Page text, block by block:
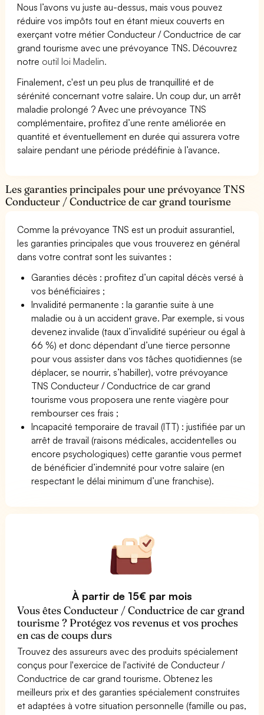
Nous l’avons vu juste au-dessus, mais vous pouvez
réduire vos impôts tout en étant mieux couverts en
exerçant votre métier Conducteur / Conductrice de car
grand tourisme avec une prévoyance TNS. Découvrez
notre outil loi Madelin.
Finalement, c'est un peu plus de tranquillité et de
sérénité concernant votre salaire. Un coup dur, un arrêt
maladie prolongé ? Avec une prévoyance TNS
complémentaire, profitez d’une rente améliorée en
quantité et éventuellement en durée qui assurera votre
salaire pendant une période prédéfinie à l’avance.
Les garanties principales pour une prévoyance TNS
Conducteur / Conductrice de car grand tourisme
Comme la prévoyance TNS est un produit assurantiel,
les garanties principales que vous trouverez en général
dans votre contrat sont les suivantes :
Garanties décès : profitez d’un capital décès versé à
vos bénéficiaires ;
Invalidité permanente : la garantie suite à une
maladie ou à un accident grave. Par exemple, si vous
devenez invalide (taux d’invalidité supérieur ou égal à
66 %) et donc dépendant d’une tierce personne
pour vous assister dans vos tâches quotidiennes (se
déplacer, se nourrir, s’habiller), votre prévoyance
TNS Conducteur / Conductrice de car grand
tourisme vous proposera une rente viagère pour
rembourser ces frais ;
Incapacité temporaire de travail (ITT) : justifiée par un
arrêt de travail (raisons médicales, accidentelles ou
encore psychologiques) cette garantie vous permet
de bénéficier d’indemnité pour votre salaire (en
respectant le délai minimum d’une franchise).
À partir de 15€ par mois
Vous êtes Conducteur / Conductrice de car grand
tourisme ? Protégez vos revenus et vos proches
en cas de coups durs
Trouvez des assureurs avec des produits spécialement
conçus pour l'exercice de l'activité de Conducteur /
Conductrice de car grand tourisme. Obtenez les
meilleurs prix et des garanties spécialement construites
et adaptées à votre situation personnelle (famille ou pas,